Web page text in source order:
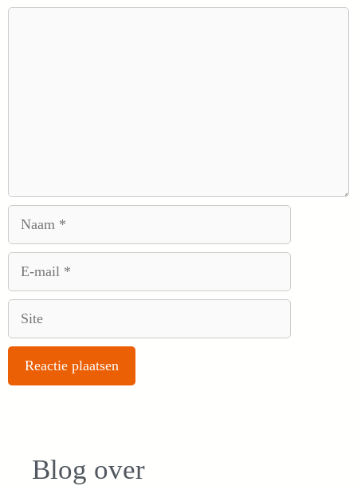
Blog over